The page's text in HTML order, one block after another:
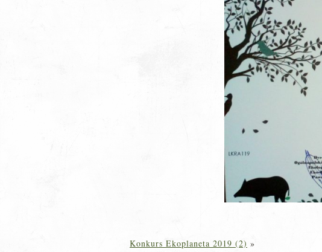
Konkurs Ekoplaneta 2019 (2) »